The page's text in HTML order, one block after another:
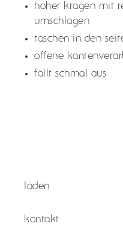
hoher kragen mit
umschlagen
taschen in den
offene
fällt schmal aus
läden
kontakt